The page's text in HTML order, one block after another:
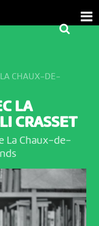
CHAUX-DE-
LA
CRASSET
La Chaux-de-